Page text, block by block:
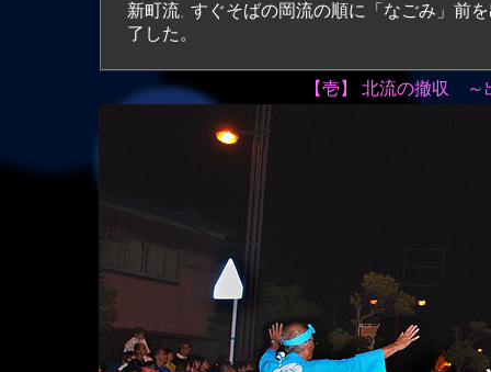
新町流、 すぐそばの岡流の順に「なごみ」前
了した。
【壱】 北流の撤収